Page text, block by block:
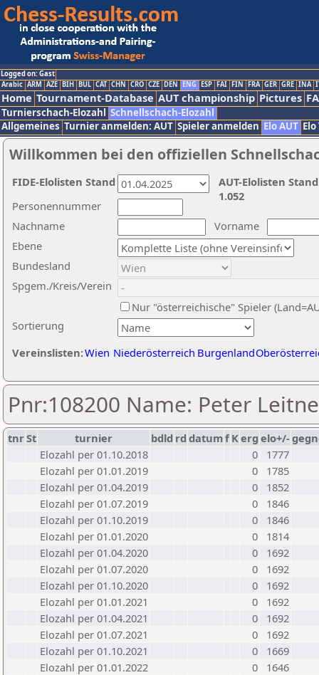
Logged on: Gast
Arabic ARM AZE BIH BUL CAT CHN CRO CZE DEN ENG ESP FAI FIN FRA GER GRE INA
Home Tournament-Database AUT championship Pictures
Turnierschach-Elozahl Schnellschach-Elozahl
Allgemeines Turnier anmelden: AUT Spieler anmelden Elo AUT
Willkommen bei den offiziellen
Nachname
Vorname
Ebene
Sortierung
Personennummer
Bundesland
Spgem./Kreis/Verein
Nur "österreichische" Spieler
Vereinslisten:Wien Niederösterreich Burgenland
AUT-Elolisten
1.052
FIDE-Elolisten Stand
Pnr:108200 Name: Peter
tnrSt turnier bdld rd datumf Kerg elo+/-
Elozahl per 01.10.2018
0
1777
Elozahl per 01.01.2019
0
1785
Elozahl per 01.04.2019
0
1852
Elozahl per 01.07.2019
0
1846
Elozahl per 01.10.2019
0
1846
Elozahl per 01.01.2020
0
1814
Elozahl per 01.04.2020
0
1692
Elozahl per 01.07.2020
0
1692
Elozahl per 01.10.2020
0
1692
Elozahl per 01.01.2021
0
1692
Elozahl per 01.04.2021
0
1692
Elozahl per 01.07.2021
0
1692
Elozahl per 01.10.2021
0
1669
Elozahl per 01.01.2022
0
1646